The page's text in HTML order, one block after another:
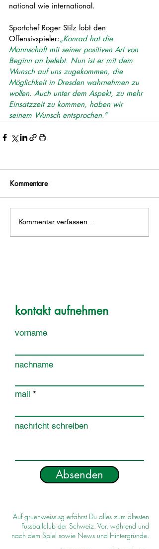
national wie international.
Sportchef Roger Stilz lobt den
Offensivspieler: „Konrad hat die
Mannschaft mit seiner positiven Art von
Beginn an belebt. Nun ist er mit dem
Wunsch auf uns zugekommen, die
Möglichkeit in Dresden wahrnehmen zu
wollen. Auch unter dem Aspekt, zu mehr
Einsatzzeit zu kommen, haben wir
seinem Wunsch entsprochen.“
Kommentare
Kommentar verfassen...
kontakt aufnehmen
vorname
nachname
mail
nachricht schreiben
Absenden
Auf gruenweiss.sg erfährst Du alles zum ältesten
Fussballclub der Schweiz. Vor, während und
nach dem Spiel sowie News und Hintergründe.